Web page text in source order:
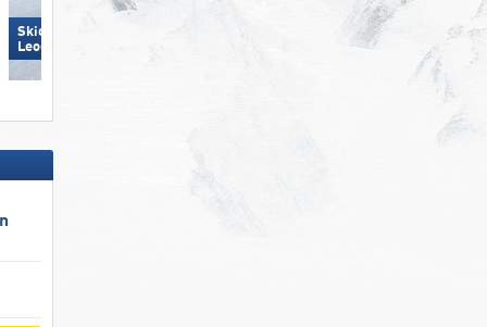
Skicircus Saalbach Hinterglemm
Leogang Fieberbrunn
Großglockner Resort Kals-